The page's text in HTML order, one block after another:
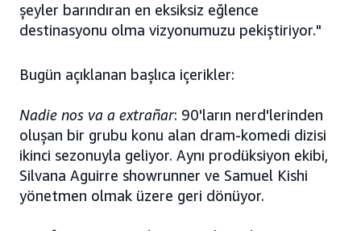
şeyler barındıran en eksiksiz eğlence
destinasyonu olma vizyonumuzu pekiştiriyor."
Bugün açıklanan başlıca içerikler:
Nadie nos va a extrañar: 90'ların nerd'lerinden
oluşan bir grubu konu alan dram-komedi dizisi
ikinci sezonuyla geliyor. Aynı prodüksiyon ekibi,
Silvana Aguirre showrunner ve Samuel Kishi
yönetmen olmak üzere geri dönüyor.